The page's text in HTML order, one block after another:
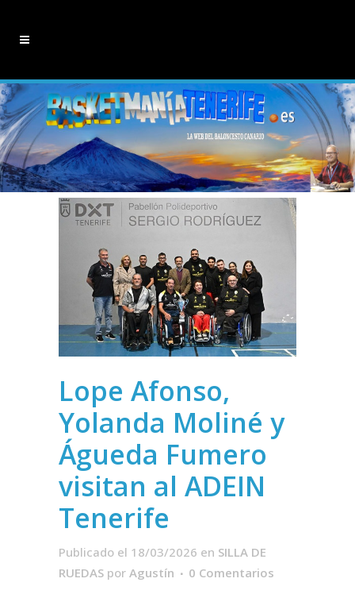
Lope Afonso,
Yolanda Moliné y
Águeda Fumero
visitan al ADEIN
Tenerife
Publicado el 18/03/2026 en SILLA DE
RUEDAS por Agustín 0 Comentarios